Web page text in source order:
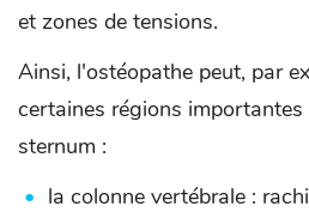
et zones de tensions.
Ainsi, l'ostéopathe peut, par
certaines régions
sternum :
la colonne vertébrale :